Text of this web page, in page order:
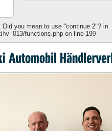
you mean to use "continue 2"? in
functions.php on line 199